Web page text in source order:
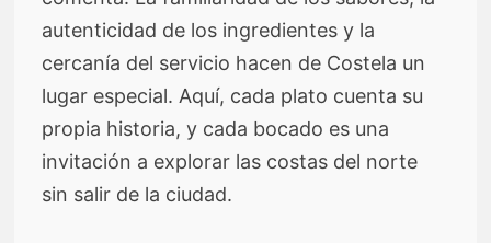
autenticidad de los ingredientes y la
cercanía del servicio hacen de Costela un
lugar especial. Aquí, cada plato cuenta su
propia historia, y cada bocado es una
invitación a explorar las costas del norte
sin salir de la ciudad.